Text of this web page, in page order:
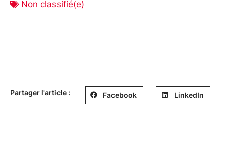
Non classifié(e)
Partager l'article : Facebook LinkedIn